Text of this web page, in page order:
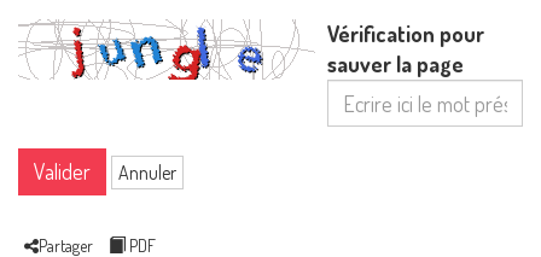
Vérification pour
sauver la page
Valider Annuler
Partager PDF